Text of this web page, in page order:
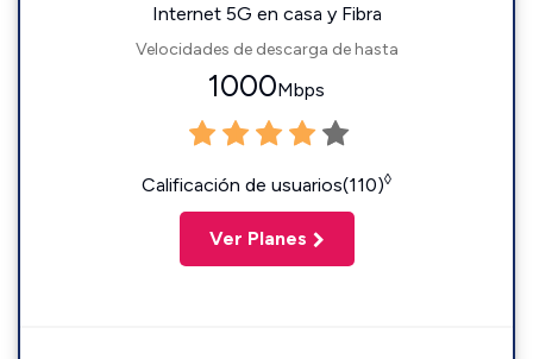
Internet 5G en casa y Fibra
Velocidades de descarga de hasta
1000Mbps
Calificación de usuarios(110)◊
Ver Planes